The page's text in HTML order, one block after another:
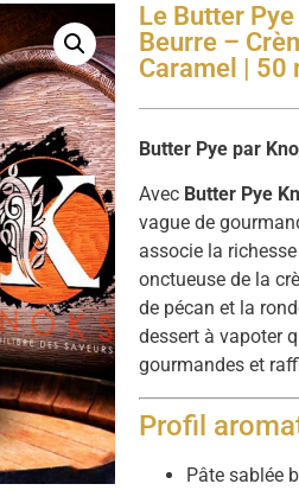
Le Butter
Beurre –
Caramel | 50
Butter Pye par
Avec Butter Pye
vague de
associe la
onctueuse de la
de pécan et la
dessert à vapoter
gourmandes et
Profil
Pâte sablée